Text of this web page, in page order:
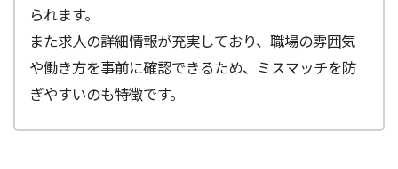
られます。
また求人の詳細情報が充実しており、職場の雰囲気
や働き方を事前に確認できるため、ミスマッチを防
ぎやすいのも特徴です。